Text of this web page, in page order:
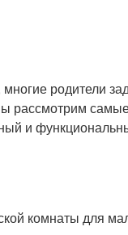
родители
рассмотрим
и
комнаты для